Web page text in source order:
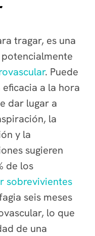
tragar, es una
. Puede
a la hora
dar lugar a
la
y la
sugieren
de los
sobrevivientes
seis meses
lo que
de una